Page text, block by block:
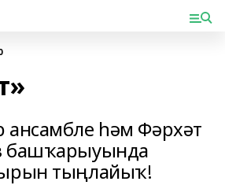
һәм Фәрхәт
башҡарыуында
тыңлайыҡ!